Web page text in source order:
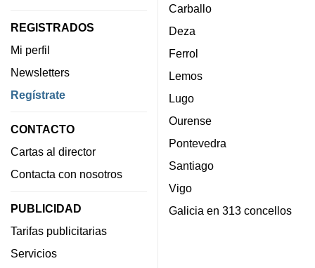
REGISTRADOS
Mi perfil
Newsletters
Regístrate
CONTACTO
Cartas al director
Contacta con nosotros
PUBLICIDAD
Tarifas publicitarias
Servicios
Carballo
Deza
Ferrol
Lemos
Lugo
Ourense
Pontevedra
Santiago
Vigo
Galicia en 313 concellos